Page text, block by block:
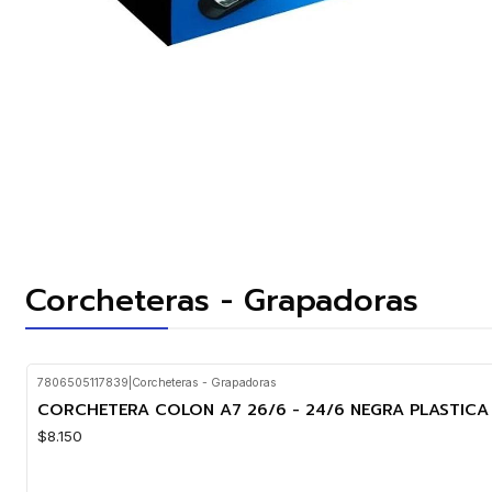
Corcheteras - Grapadoras
7806505117839 Corcheteras - Grapadoras
CORCHETERA COLON A7 26/6 - 24/6 NEGRA
$8.150